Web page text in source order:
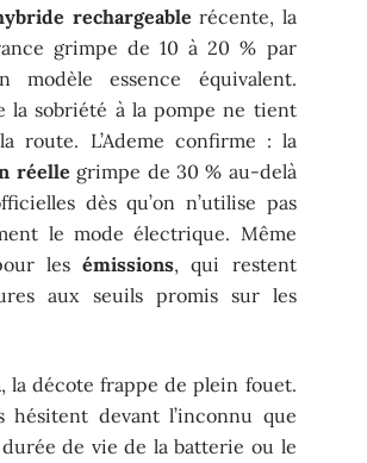
rechargeable récente, la
grimpe de 10 à 20 % par
modèle essence équivalent.
la sobriété à la pompe ne tient
route. L’Ademe confirme : la
réelle grimpe de 30 % au-delà
dès qu’on n’utilise pas
le mode électrique. Même
lesémissions, qui restent
aux seuils promis sur les
, la décote frappe de plein fouet.
hésitent devant l’inconnu que
de vie de la batterie ou le